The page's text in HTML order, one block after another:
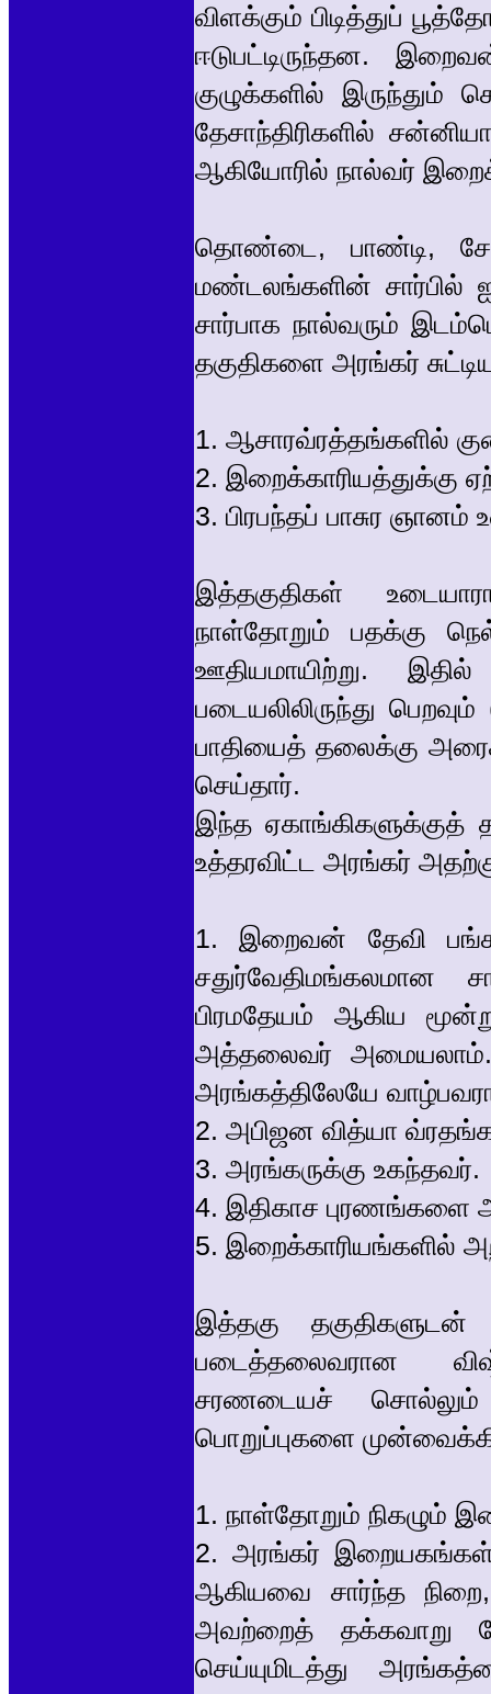
விளக்கும் பிடித்துப்
ஈடுபட்டிருந்தன.
குழுக்களில் இருந்தும்
தேசாந்திரிகளில்
ஆகியோரில் நால்வர்
தொண்டை, பாண்டி,
மண்டலங்களின் சார்பில்
சார்பாக நால்வரும்
தகுதிகளை அரங்கர்
1. ஆசாரவ்ரத்தங்களில்
2. இறைக்காரியத்துக்கு
3. பிரபந்தப் பாசுர
இத்தகுதிகள்
நாள்தோறும் பதக்கு
ஊதியமாயிற்று.
படையலிலிருந்து
பாதியைத் தலைக்கு
செய்தார்.
இந்த ஏகாங்கிகளுக்குத்
உத்தரவிட்ட அரங்கர்
1. இறைவன் தேவி
சதுர்வேதிமங்கலமான
பிரமதேயம் ஆகிய
அத்தலைவர்
அரங்கத்திலேயே
2. அபிஜன வித்யா
3. அரங்கருக்கு உகந்தவர்.
4. இதிகாச புரணங்களை
5. இறைக்காரியங்களில்
இத்தகு
படைத்தலைவரான
சரணடையச் சொல்லும்
பொறுப்புகளை
1. நாள்தோறும் நிகழும்
2. அரங்கர்
ஆகியவை சார்ந்த
அவற்றைத் தக்கவாறு
செய்யுமிடத்து